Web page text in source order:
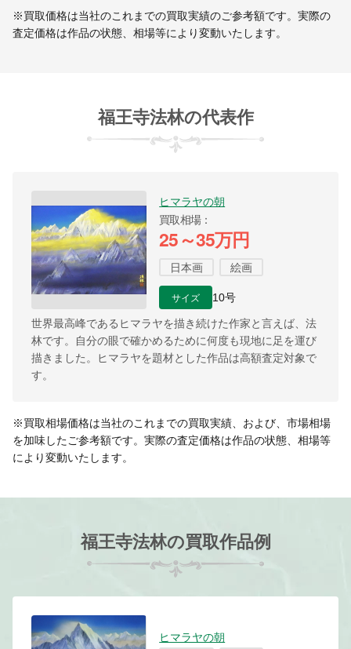
※買取価格は当社のこれまでの買取実績のご参考額です。実際の
査定価格は作品の状態、相場等により変動いたします。
福王寺法林の代表作
ヒマラヤの朝
買取相場
25～35万円
日本画 絵画
サイズ 10号
世界最高峰であるヒマラヤを描き続けた作家と言えば、法
林です。自分の眼で確かめるために何度も現地に足を運び
描きました。ヒマラヤを題材とした作品は高額査定対象で
す。
※買取相場価格は当社のこれまでの買取実績、および、市場相場
を加味したご参考額です。実際の査定価格は作品の状態、相場等
により変動いたします。
福王寺法林の買取作品例
ヒマラヤの朝